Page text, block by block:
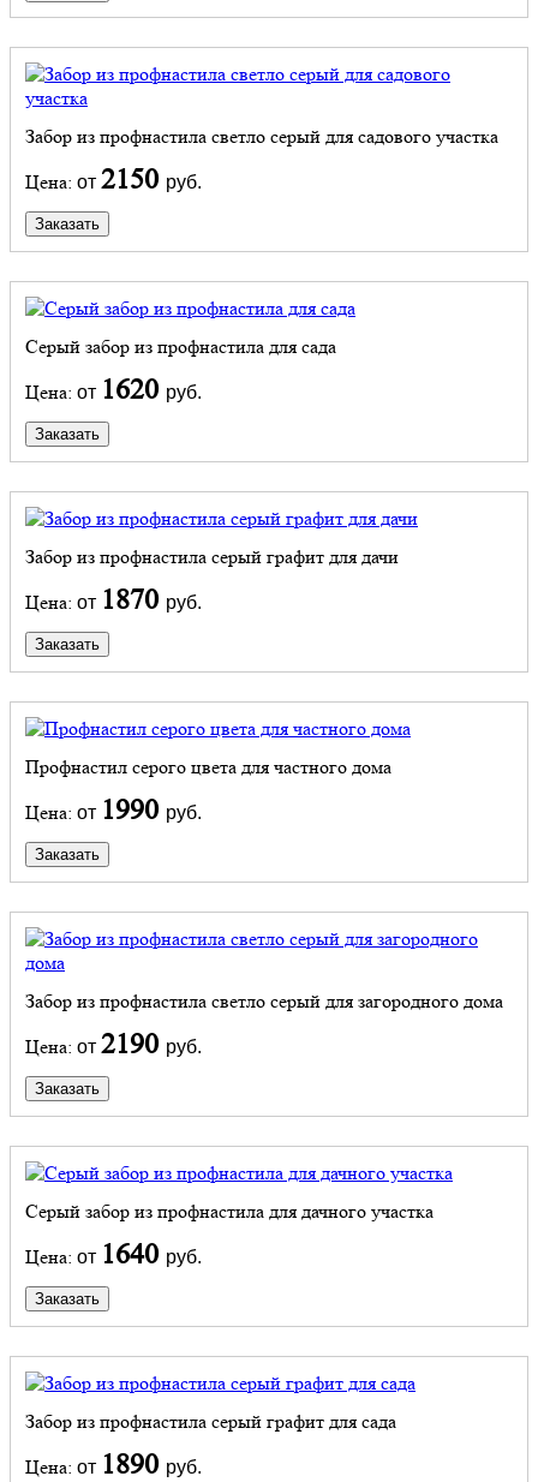
Забор из профнастила светло серый для садового участка
Цена: от 2150 руб.
Заказать
Серый забор из профнастила для сада
Цена: от 1620 руб.
Заказать
Забор из профнастила серый графит для дачи
Цена: от 1870 руб.
Заказать
Профнастил серого цвета для частного дома
Цена: от 1990 руб.
Заказать
Забор из профнастила светло серый для загородного дома
Цена: от 2190 руб.
Заказать
Серый забор из профнастила для дачного участка
Цена: от 1640 руб.
Заказать
Забор из профнастила серый графит для сада
Цена: от 1890 руб.